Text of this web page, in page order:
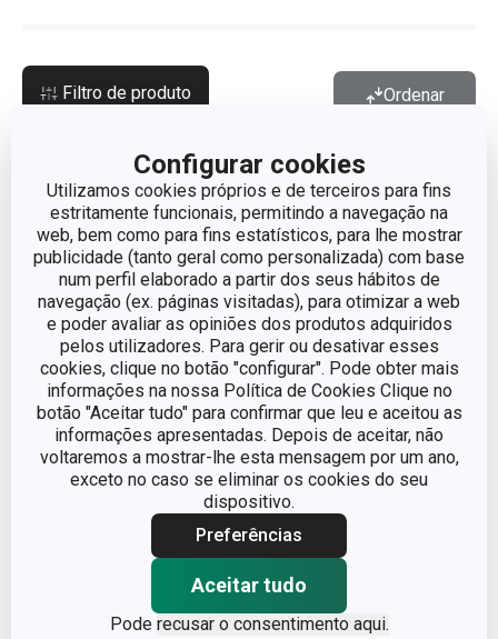
Configurar cookies
Utilizamos cookies próprios e de terceiros para fins
estritamente funcionais, permitindo a navegação na
web, bem como para fins estatísticos, para lhe mostrar
publicidade (tanto geral como personalizada) com base
num perfil elaborado a partir dos seus hábitos de
navegação (ex. páginas visitadas), para otimizar a web
e poder avaliar as opiniões dos produtos adquiridos
pelos utilizadores. Para gerir ou desativar esses
cookies, clique no botão "configurar". Pode obter mais
informações na nossa Política de Cookies Clique no
botão "Aceitar tudo" para confirmar que leu e aceitou as
informações apresentadas. Depois de aceitar, não
voltaremos a mostrar-lhe esta mensagem por um ano,
exceto no caso se eliminar os cookies do seu
dispositivo.
Preferências
Aceitar tudo
Pode recusar o consentimento aqui.
Filtro de produto Ordenar
digital dobrável
GrandCHEF 5.0 kg
Disponível na loja online
Portes grátis
Balança digital de
cozinha com taça
GrandCHEF 5.0 kg
€ 47,90
Disponível na loja online